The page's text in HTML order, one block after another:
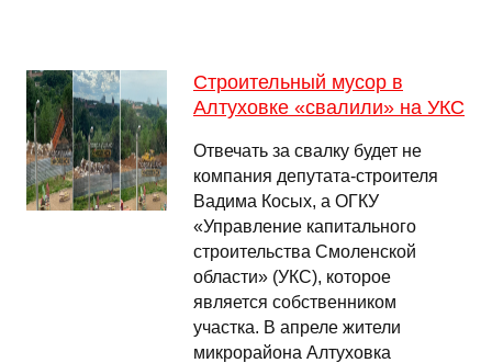
Строительный мусор в
Алтуховке «свалили» на УКС
Отвечать за свалку будет не
компания депутата-строителя
Вадима Косых, а ОГКУ
«Управление капитального
строительства Смоленской
области» (УКС), которое
является собственником
участка. В апреле жители
микрорайона Алтуховка